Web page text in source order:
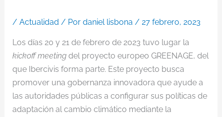
/ Actualidad / Por daniel lisbona / 27 febrero, 2023
Los días 20 y 21 de febrero de 2023 tuvo lugar la
kickoff meetingdel proyecto europeo GREENAGE, del
que Ibercivis forma parte. Este proyecto busca
promover una gobernanza innovadora que ayude a
las autoridades públicas a configurar sus políticas de
adaptación al cambio climático mediante la